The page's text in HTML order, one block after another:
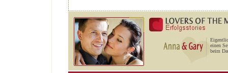
einen
beim